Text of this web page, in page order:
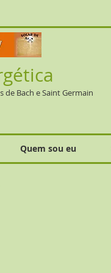
Quem sou eu
de Bach e Saint Germain